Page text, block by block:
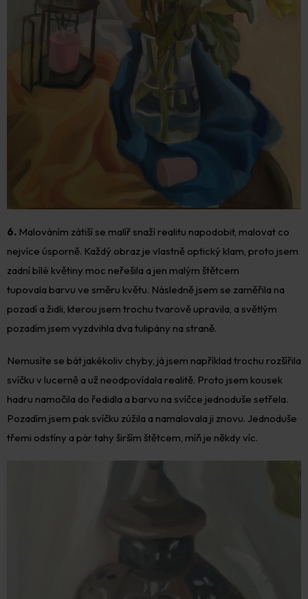
6. Malováním zátiší se malíř snaží realitu napodobit, malovat co
nejvíce úsporně. Každý obraz je vlastně optický klam, proto jsem
zadní bílé květiny moc neřešila a jen malým štětcem
tupovala barvu ve směru květu. Následně jsem se zaměřila na
pozadí a židli, kterou jsem trochu tvarově upravila, a světlým
pozadím jsem vyzdvihla dva tulipány na straně.
Nemusíte se bát jakékoliv chyby, já jsem například trochu rozšířila
svíčku v lucerně a už neodpovídala realitě. Proto jsem kousek
hadru namočila do ředidla a barvu na svíčce jednoduše setřela.
Pozadím jsem pak svíčku zúžila a namalovala ji znovu. Jednoduše
třemi odstíny a pár tahy širším štětcem, míň je někdy víc.